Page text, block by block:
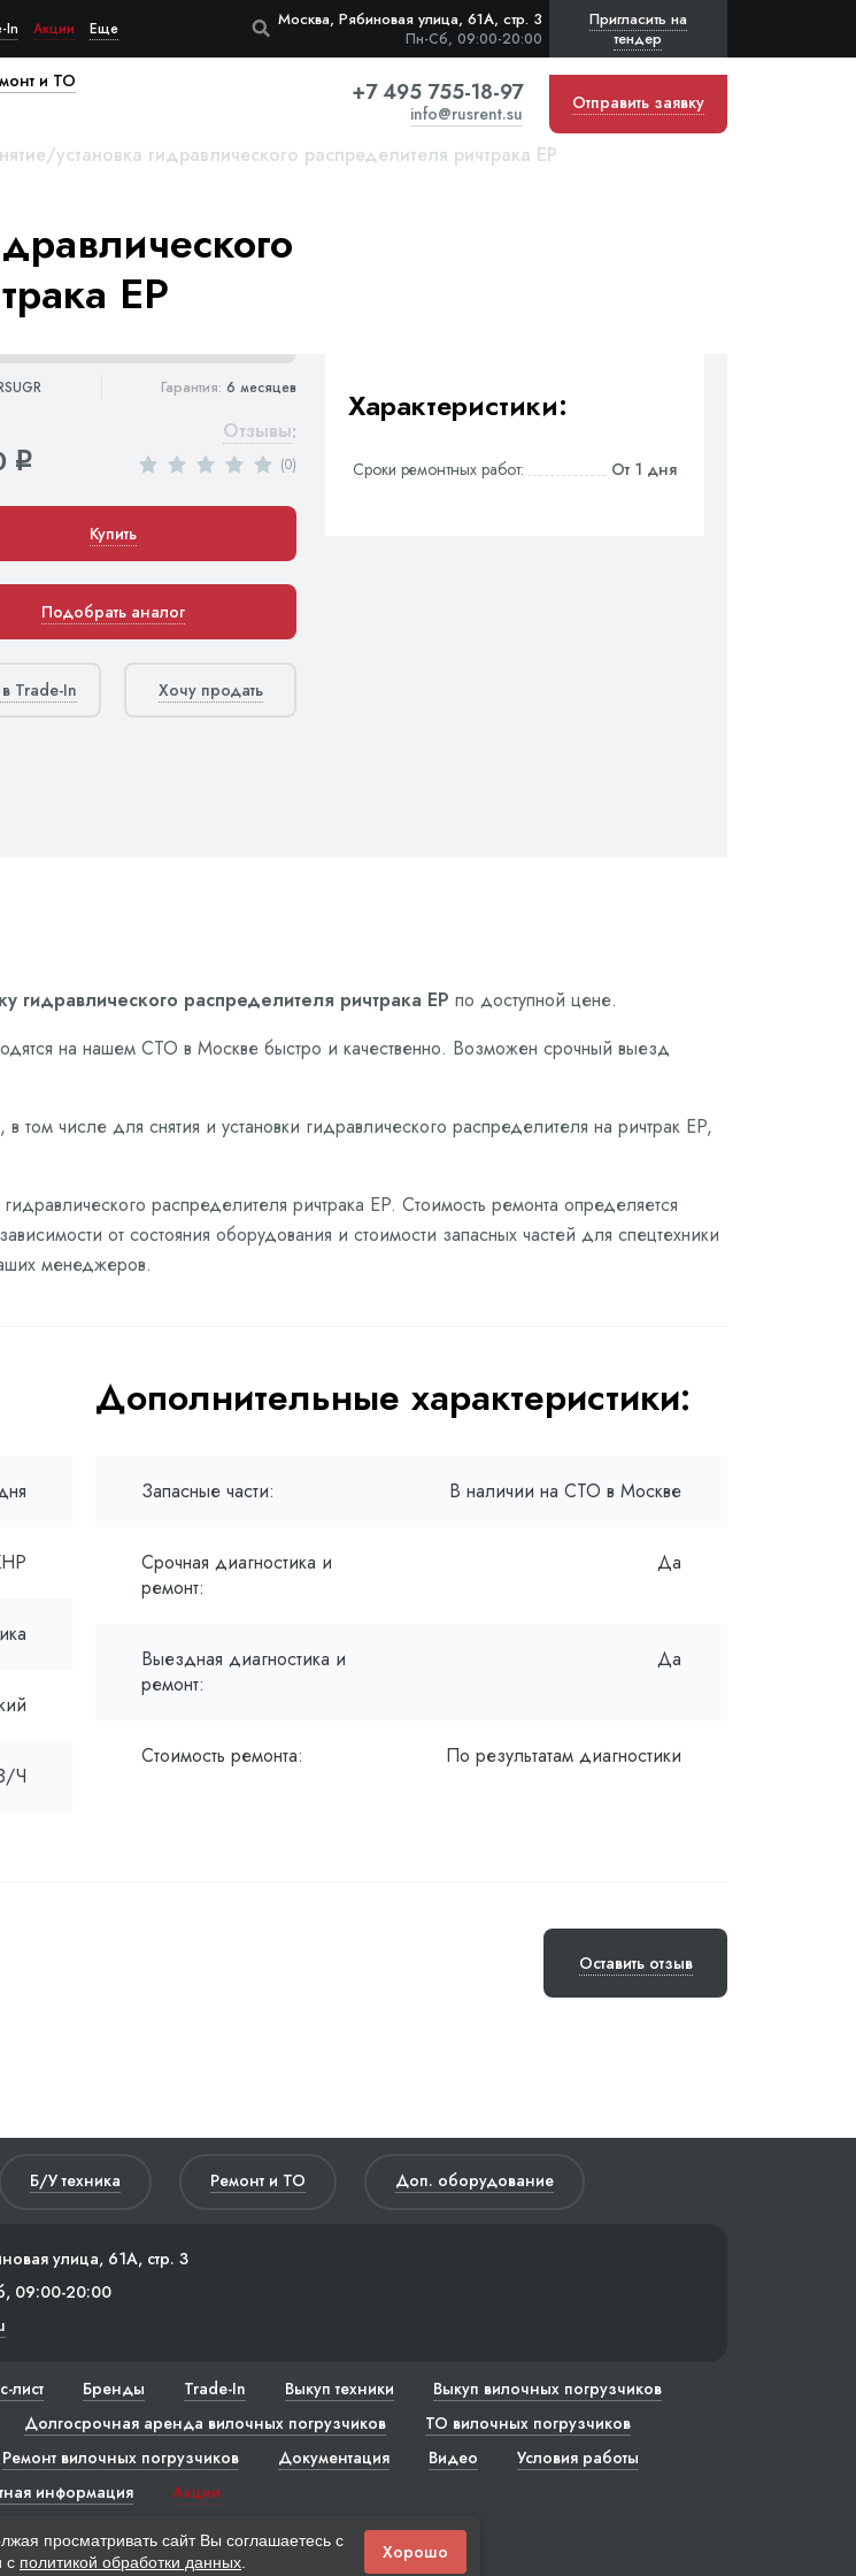
In Акции Еще Москва, Рябиновая улица, 61А, стр. 3
Пн-Сб, 09:00-20:00
Пригласить на
тендер
и ТО +7 495 755-18-97
info@rusrent.su Отправить заявку
установка гидравлического распределителя ричтрака EP
EP
Гарантия: 6 месяцев
q
Отзывы:
(0)
Купить
Подобрать аналог
Trade-In Хочу продать
Характеристики:
Сроки ремонтных работ: От 1 дня
гидравлического распределителя ричтрака EP по доступной цене.
на нашем СТО в Москве быстро и качественно. Возможен срочный выезд
том числе для снятия и установки гидравлического распределителя на ричтрак EP,
распределителя ричтрака EP. Стоимость ремонта определяется
от состояния оборудования и стоимости запасных частей для спецтехники
менеджеров.
Ч
Дополнительные характеристики:
Запасные части: В наличии на СТО в Москве
Срочная диагностика и
ремонт:
Да
Выездная диагностика и
ремонт:
Да
Стоимость ремонта: По результатам диагностики
Оставить отзыв
Б/У техника Ремонт и ТО Доп. оборудование
улица, 61А, стр. 3
09:00-20:00
лист Бренды Trade-In Выкуп техники
Выкуп вилочных погрузчиков
Долгосрочная аренда вилочных погрузчиков
ТО вилочных погрузчиков
Ремонт вилочных погрузчиков Документация Видео
Условия работы
информация
Акции
просматривать сайт Вы соглашаетесь с
с политикой обработки данных Хорошо